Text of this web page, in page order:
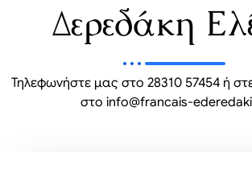
Δερεδάκη
Τηλεφωνήστε μας στο 28310 57454 ή
στο info@francais-